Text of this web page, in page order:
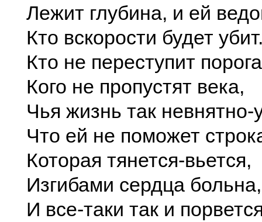
Лежит глубина, и ей
Кто вскорости будет
Кто не переступит
Кого не пропустят века,
Чья жизнь так невнятно-
Что ей не поможет
Которая тянется-вьется,
Изгибами сердца больна,
И все-таки так и